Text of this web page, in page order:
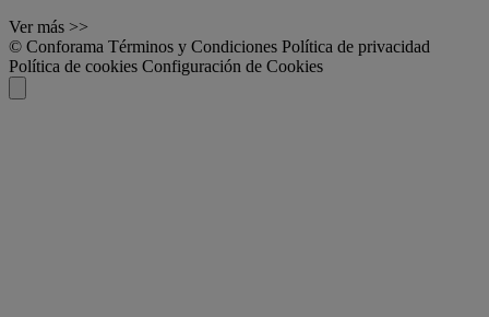
Ver más >>
© Conforama Términos y Condiciones Política de privacidad
Política de cookies Configuración de Cookies